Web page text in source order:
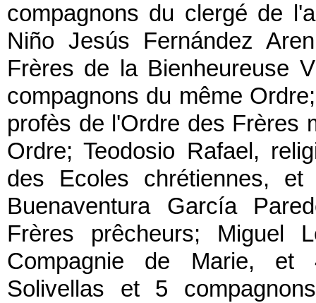
compagnons du clergé de
Niño Jesús Fernández
Frères de la Bienheureuse
compagnons du même
profès de l'Ordre des Frères
Ordre; Teodosio Rafael,
des Ecoles chrétiennes,
Buenaventura García
Frères prêcheurs; Miguel
Compagnie de Marie, et
Solivellas et 5